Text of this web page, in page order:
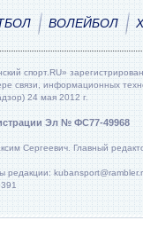
ВОЛЕЙБОЛ
спорт.RU»
связи, информационных
24 мая 2012 г.
Эл № ФС77-49968
Сергеевич. Главный
редакции: